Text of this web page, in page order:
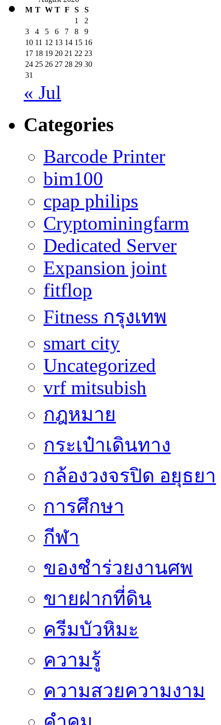
M T W T F S
S
1
2
3
4 5 6 7 8
9
10 11 12 13 14 15 16
17 18 19 20 21 22 23
24 25 26 27 28 29 30
31
« Jul
Categories
Barcode Printer
bim100
cpap philips
Cryptominingfarm
Dedicated Server
Expansion joint
fitflop
Fitness กรุงเทพ
smart city
Uncategorized
vrf mitsubish
กฎหมาย
กระเป๋าเดินทาง
กล้องวงจรปิด อยุธยา
การศึกษา
กีฬา
ของชำร่วยงานศพ
ขายฝากที่ดิน
ครีมบัวหิมะ
ความรู้
ความสวยความงาม